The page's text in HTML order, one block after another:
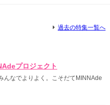
過去の特集一覧へ
プロジェクト
んなでよりよく。こそだてMINNAde